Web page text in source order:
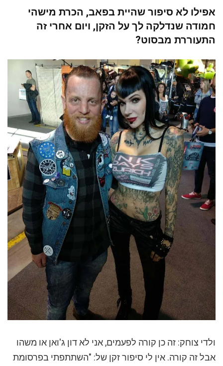
אפילו לא סיפור שהיית בפאב, הכרת מישהי
חמודה שנדלקה לך על הזקן, ויום אחרי זה
התעוררת מבסוט?
ולדי צוחק: זה כן קורה לפעמים, אני לא דון ג'ואן או משהו
אבל זה קורה. אין לי סיפור זקן של: "השתתפתי בפרסומת